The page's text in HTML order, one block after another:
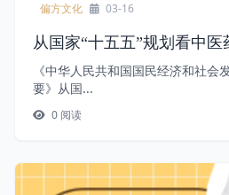
偏方文化 03-16
从国家“十五五”规划看中医
《中华人民共和国国民经济和社会
要》从国...
0 阅读